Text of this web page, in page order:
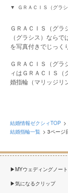
ＧＲＡＣＩＳ（グラ
ＧＲＡＣＩＳ（グラ
（グラシス）なら
を写真付きでじっく
ＧＲＡＣＩＳ（グラ
ィはＧＲＡＣＩＳ（
婚指輪（マリッジリ
結婚情報ゼクシィTOP
結婚指輪一覧
3ページ
MYウェディングノート
気になるクリップ